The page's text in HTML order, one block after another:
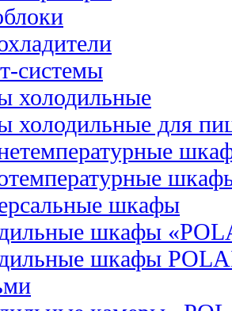
системы
холодильные
холодильные для
шкафы
шкафы
шкафы